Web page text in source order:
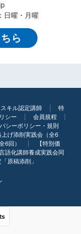
曜・月曜
ら
キル認定講師
特
シー
会員規程
シーポリシー・規則
上げ添削実践会（全6
6回）
【特別価
語化講師養成実践会同
原稿添削」